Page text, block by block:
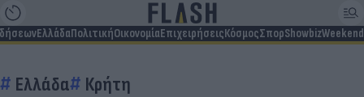
ΕλλάδαΠολιτικήΟικονομίαΕπιχειρήσειςΚόσμοςΣπορShowbizWeekend
Ελλάδα Κρήτη